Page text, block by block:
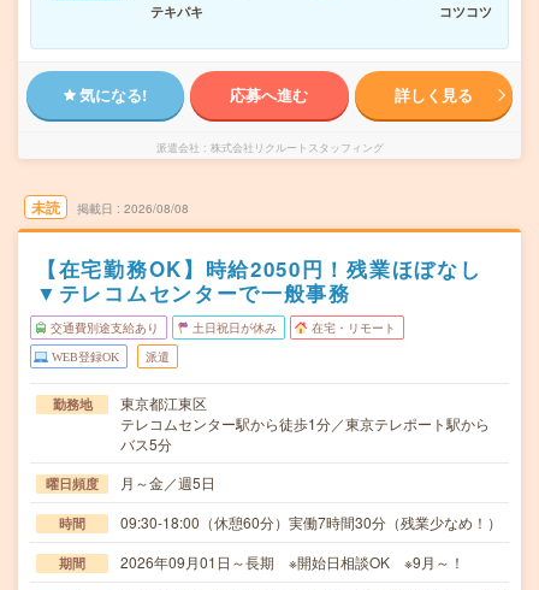
テキパキ
コツコツ
気になる! 応募へ進む 詳しく見る
派遣会社 株式会社リクルートスタッフィング
未読 掲載日 2026/08/08
【在宅勤務OK】時給2050円！残業ほぼなし
▼テレコムセンターで一般事務
交通費別途支給あり 土日祝日が休み 在宅・リモート
WEB登録OK 派遣
勤務地
東京都江東区
テレコムセンター駅から徒歩1分／東京テレポート駅から
バス5分
曜日頻度 月～金／週5日
時間 09:30-18:00（休憩60分）実働7時間30分（残業少なめ！）
期間 2026年09月01日～長期 ※開始日相談OK ※9月～！